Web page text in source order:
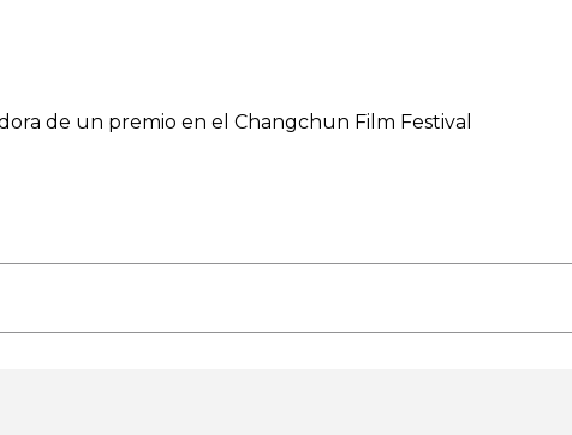
de un premio en el Changchun Film Festival